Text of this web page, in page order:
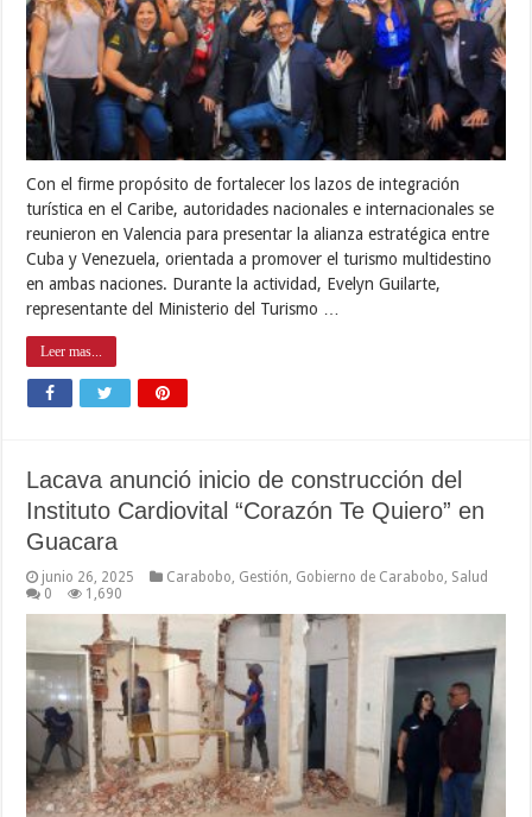
Con el firme propósito de fortalecer los lazos de integración
turística en el Caribe, autoridades nacionales e internacionales se
reunieron en Valencia para presentar la alianza estratégica entre
Cuba y Venezuela, orientada a promover el turismo multidestino
en ambas naciones. Durante la actividad, Evelyn Guilarte,
representante del Ministerio del Turismo …
Leer mas...
Lacava anunció inicio de construcción del
Instituto Cardiovital “Corazón Te Quiero” en
Guacara
junio 26, 2025 Carabobo, Gestión, Gobierno de Carabobo, Salud
0
1,690